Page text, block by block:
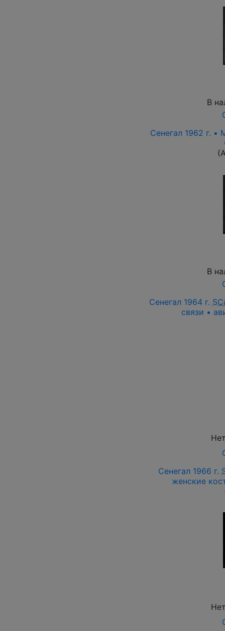
В
Сенегал 1962 г. •
В
Сенегал 1964 г.
связи •
Сенегал 1966 г.
женские